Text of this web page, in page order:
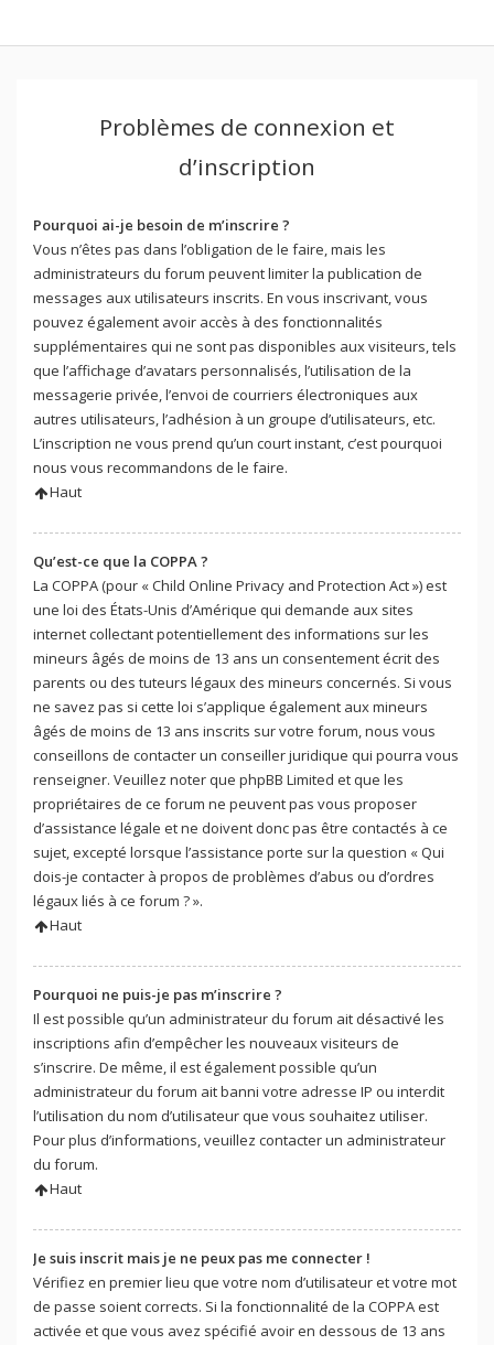
Problèmes de connexion et
d’inscription
Pourquoi ai-je besoin de m’inscrire ?
Vous n’êtes pas dans l’obligation de le faire, mais les
administrateurs du forum peuvent limiter la publication de
messages aux utilisateurs inscrits. En vous inscrivant, vous
pouvez également avoir accès à des fonctionnalités
supplémentaires qui ne sont pas disponibles aux visiteurs, tels
que l’affichage d’avatars personnalisés, l’utilisation de la
messagerie privée, l’envoi de courriers électroniques aux
autres utilisateurs, l’adhésion à un groupe d’utilisateurs, etc.
L’inscription ne vous prend qu’un court instant, c’est pourquoi
nous vous recommandons de le faire.
Haut
Qu’est-ce que la COPPA ?
La COPPA (pour « Child Online Privacy and Protection Act ») est
une loi des États-Unis d’Amérique qui demande aux sites
internet collectant potentiellement des informations sur les
mineurs âgés de moins de 13 ans un consentement écrit des
parents ou des tuteurs légaux des mineurs concernés. Si vous
ne savez pas si cette loi s’applique également aux mineurs
âgés de moins de 13 ans inscrits sur votre forum, nous vous
conseillons de contacter un conseiller juridique qui pourra vous
renseigner. Veuillez noter que phpBB Limited et que les
propriétaires de ce forum ne peuvent pas vous proposer
d’assistance légale et ne doivent donc pas être contactés à ce
sujet, excepté lorsque l’assistance porte sur la question « Qui
dois-je contacter à propos de problèmes d’abus ou d’ordres
légaux liés à ce forum ? ».
Haut
Pourquoi ne puis-je pas m’inscrire ?
Il est possible qu’un administrateur du forum ait désactivé les
inscriptions afin d’empêcher les nouveaux visiteurs de
s’inscrire. De même, il est également possible qu’un
administrateur du forum ait banni votre adresse IP ou interdit
l’utilisation du nom d’utilisateur que vous souhaitez utiliser.
Pour plus d’informations, veuillez contacter un administrateur
du forum.
Haut
Je suis inscrit mais je ne peux pas me connecter !
Vérifiez en premier lieu que votre nom d’utilisateur et votre mot
de passe soient corrects. Si la fonctionnalité de la COPPA est
activée et que vous avez spécifié avoir en dessous de 13 ans